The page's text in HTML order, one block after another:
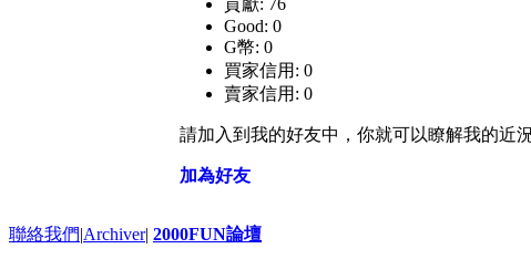
貢獻: 76
Good: 0
G幣: 0
買家信用: 0
賣家信用: 0
請加入到我的好友中，你就可以瞭解我的近
加為好友
聯絡我們|Archiver| 2000FUN論壇